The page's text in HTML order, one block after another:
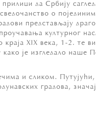
да Србију
о
представљају
културног
XIX века, 1-2. те
је изгледало наше
и сликом.
градова,